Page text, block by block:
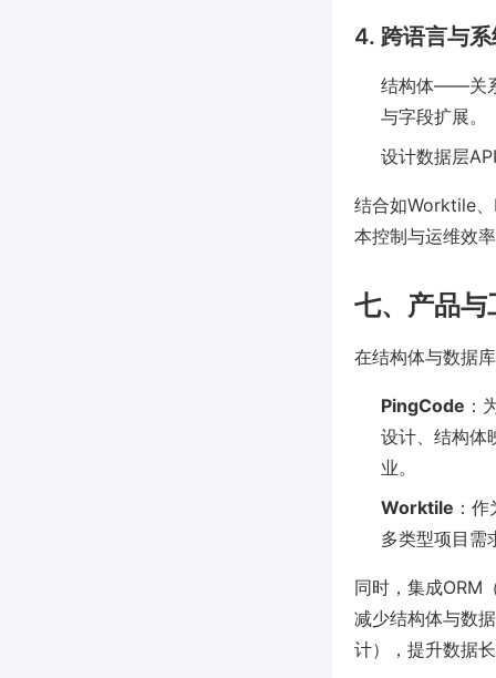
4. 跨语言与
结构体——关
与字段扩展。
设计数据层
结合如Worktile
本控制与运维效
七、产品与
在结构体与数据
PingCode ：
设计、结构体
业。
Worktile ：
多类型项目需
同时，集成ORM
减少结构体与数
计），提升数据